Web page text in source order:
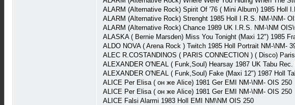
ALARM (Alternative Rock) Spirit Of '76 ( Mini Album) 1985 Holl
ALARM (Alternative Rock) Strenght 1985 Holl I.R.S. NM-\NM-
ALARM (Alternative Rock) Chance 1989 UK I.R.S. NM-\NM
ALASKA ( Bernie Marsden) Miss You Tonight (Maxi 12") 1985
ALDO NOVA ( Arena Rock ) Twitch 1985 Holl Portrait NM-\NM-
ALEC R.COSTANDINOS ( PARIS CONNECTION ) ( Disco)
ALEXANDER O'NEAL ( Funk,Soul) Hearsay 1987 UK Tabu
ALEXANDER O'NEAL ( Funk,Soul) Fake (Maxi 12") 1987 Holl
ALICE Per Elisa ( он же Alice) 1981 Ger EMI NM-\NM- OIS 250
ALICE Per Elisa ( он же Alice) 1981 Ger EMI NM-\NM- OIS 250
ALICE Falsi Alarmi 1983 Holl EMI NM\NM OIS 250